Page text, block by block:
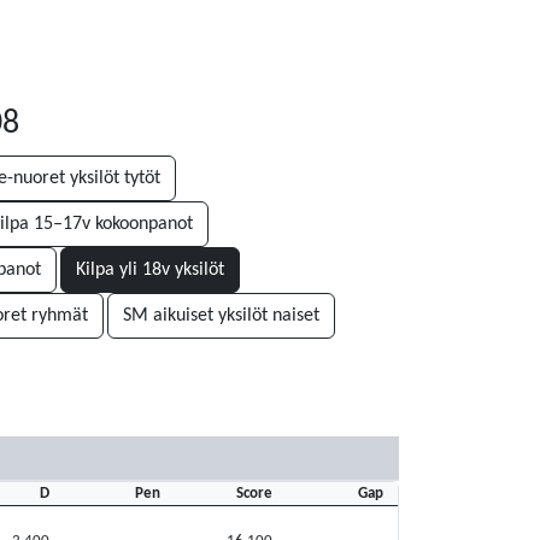
nuoret yksilöt tytöt
15–17v kokoonpanot
Kilpa yli 18v yksilöt
ryhmät SM aikuiset yksilöt naiset
D Pen Score
Gap